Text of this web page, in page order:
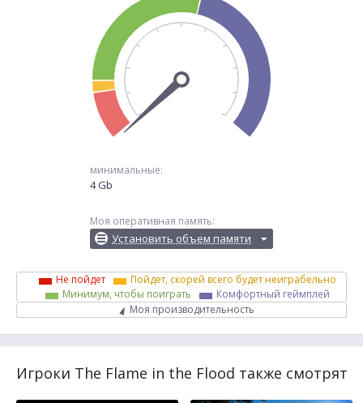
минимальные:
4 Gb
Моя оперативная память:
Установить объем памяти
Не пойдет
Пойдет, скорей всего будет неиграбельно
Минимум, чтобы поиграть
Комфортный геймплей
Моя производительность
Игроки The Flame in the Flood также смотрят